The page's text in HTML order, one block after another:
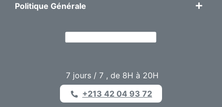
Politique Générale
7 jours / 7 , de 8H à 20H
+213 42 04 93 72